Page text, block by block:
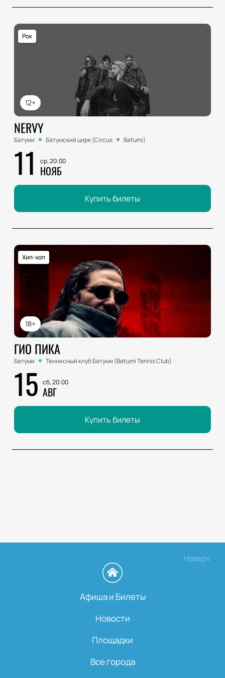
12+
Рок
NERVY
Батуми Батумский цирк (Circus Batumi)
11 ср, 20:00
НОЯБ
Купить билеты
18+
Хип-хоп
ГИО ПИКА
Батуми Теннисный клуб Батуми (Batumi Tennis Club)
15 сб, 20:00
АВГ
Купить билеты
Наверх
Афиша и Билеты
Новости
Площадки
Все города